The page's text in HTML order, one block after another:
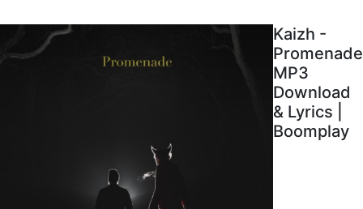
Kaizh -
Promenade
MP3
Download
& Lyrics |
Boomplay